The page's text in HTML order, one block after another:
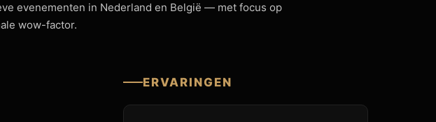
evenementen in Nederland en België — met focus op
wow-factor.
ERVARINGEN